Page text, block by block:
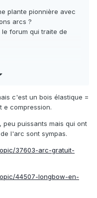
plante pionnière avec
arcs ?
forum qui traite de
c'est un bois élastique =
e compression.
puissants mais qui ont
l'arc sont sympas.
37603-arc-gratuit-
44507-longbow-en-